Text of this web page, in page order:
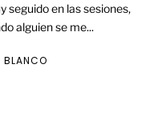
seguido en las sesiones,
alguien se me...
BLANCO